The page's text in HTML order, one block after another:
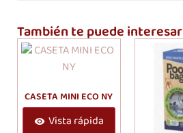
También te puede interesar
CASETA MINI ECO NY
Vista rápida